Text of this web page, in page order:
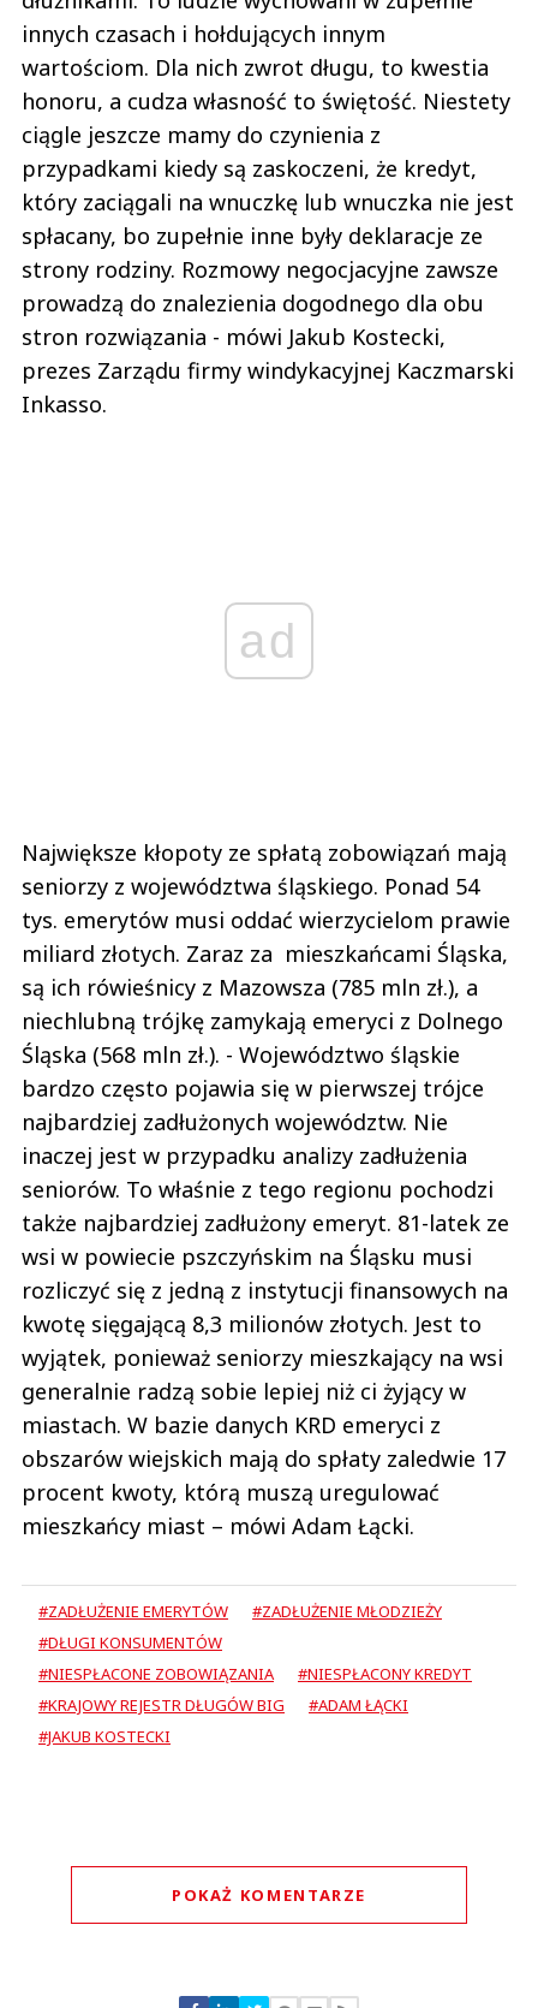
innych czasach i hołdujących innym
wartościom. Dla nich zwrot długu, to kwestia
honoru, a cudza własność to świętość. Niestety
ciągle jeszcze mamy do czynienia z
przypadkami kiedy są zaskoczeni, że kredyt,
który zaciągali na wnuczkę lub wnuczka nie jest
spłacany, bo zupełnie inne były deklaracje ze
strony rodziny. Rozmowy negocjacyjne zawsze
prowadzą do znalezienia dogodnego dla obu
stron rozwiązania - mówi Jakub Kostecki,
prezes Zarządu firmy windykacyjnej Kaczmarski
Inkasso.
ad
Największe kłopoty ze spłatą zobowiązań mają
seniorzy z województwa śląskiego. Ponad 54
tys. emerytów musi oddać wierzycielom prawie
miliard złotych. Zaraz za mieszkańcami Śląska,
są ich rówieśnicy z Mazowsza (785 mln zł.), a
niechlubną trójkę zamykają emeryci z Dolnego
Śląska (568 mln zł.). - Województwo śląskie
bardzo często pojawia się w pierwszej trójce
najbardziej zadłużonych województw. Nie
inaczej jest w przypadku analizy zadłużenia
seniorów. To właśnie z tego regionu pochodzi
także najbardziej zadłużony emeryt. 81-latek ze
wsi w powiecie pszczyńskim na Śląsku musi
rozliczyć się z jedną z instytucji finansowych na
kwotę sięgającą 8,3 milionów złotych. Jest to
wyjątek, ponieważ seniorzy mieszkający na wsi
generalnie radzą sobie lepiej niż ci żyjący w
miastach. W bazie danych KRD emeryci z
obszarów wiejskich mają do spłaty zaledwie 17
procent kwoty, którą muszą uregulować
mieszkańcy miast – mówi Adam Łącki.
#ZADŁUŻENIE EMERYTÓW
#ZADŁUŻENIE MŁODZIEŻY
#DŁUGI KONSUMENTÓW
#NIESPŁACONE ZOBOWIĄZANIA
#NIESPŁACONY KREDYT
#KRAJOWY REJESTR DŁUGÓW BIG
#ADAM ŁĄCKI
#JAKUB KOSTECKI
POKAŻ KOMENTARZE